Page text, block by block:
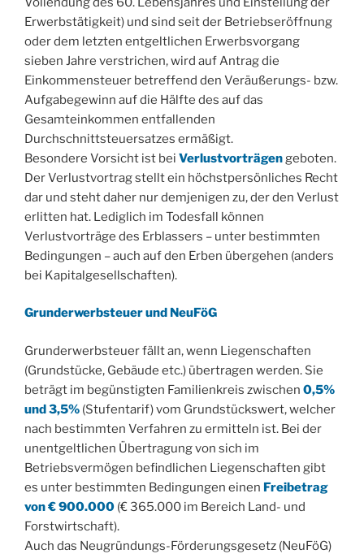
Erwerbstätigkeit) und sind seit der Betriebseröffnung
oder dem letzten entgeltlichen Erwerbsvorgang
sieben Jahre verstrichen, wird auf Antrag die
Einkommensteuer betreffend den Veräußerungs- bzw.
Aufgabegewinn auf die Hälfte des auf das
Gesamteinkommen entfallenden
Durchschnittsteuersatzes ermäßigt.
Besondere Vorsicht ist bei Verlustvorträgengeboten.
Der Verlustvortrag stellt ein höchstpersönliches Recht
dar und steht daher nur demjenigen zu, der den Verlust
erlitten hat. Lediglich im Todesfall können
Verlustvorträge des Erblassers – unter bestimmten
Bedingungen – auch auf den Erben übergehen (anders
bei Kapitalgesellschaften).
Grunderwerbsteuer und NeuFöG
Grunderwerbsteuer fällt an, wenn Liegenschaften
(Grundstücke, Gebäude etc.) übertragen werden. Sie
beträgt im begünstigten Familienkreis zwischen 0,5%
und 3,5% (Stufentarif) vom Grundstückswert, welcher
nach bestimmten Verfahren zu ermitteln ist. Bei der
unentgeltlichen Übertragung von sich im
Betriebsvermögen befindlichen Liegenschaften gibt
es unter bestimmten Bedingungen einen Freibetrag
von € 900.000 (€ 365.000 im Bereich Land- und
Forstwirtschaft).
Auch das Neugründungs-Förderungsgesetz (NeuFöG)